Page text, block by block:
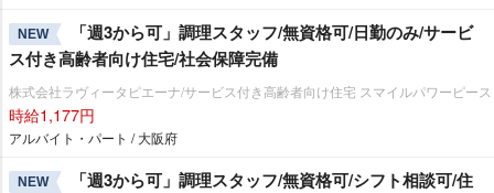
NEW
「週3から可」調理スタッフ/無資格可/日勤のみ/サービ
ス付き高齢者向け住宅/社会保障完備
株式会社ラヴィータピエーナ/サービス付き高齢者向け住宅 スマイルパワーピース
時給1,177円
アルバイト・パート / 大阪府
NEW
「週3から可」調理スタッフ/無資格可/シフト相談可/住